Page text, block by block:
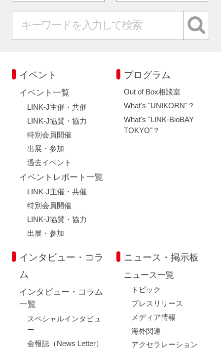
イベント
イベント一覧
LINK-J主催・共催
LINK-J協賛・協力
特別会員開催
出展・参加
過去イベント
イベントレポート一覧
LINK-J主催・共催
特別会員開催
LINK-J協賛・協力
出展・参加
プログラム
Out of Box相談室
What's "UNIKORN"？
What's "LINK-BioBAY
TOKYO"？
インタビュー・コラ
ム
インタビュー・コラム
一覧
スペシャルインタビュ
ー
会報誌（News Letter）
ニュース・掲示板
ニュース一覧
トピック
プレスリリース
メディア情報
海外関連
アクセラレーション